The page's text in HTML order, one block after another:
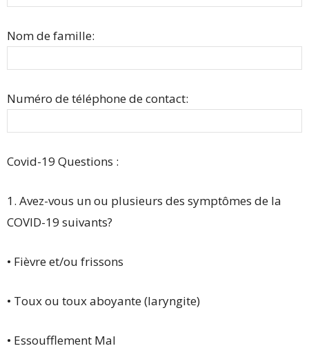
Nom de famille:
Numéro de téléphone de contact:
Covid-19 Questions :
1. Avez-vous un ou plusieurs des symptômes de la
COVID-19 suivants?
• Fièvre et/ou frissons
• Toux ou toux aboyante (laryngite)
• Essoufflement Mal